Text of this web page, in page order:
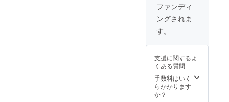
ファンディ
ングされま
す。
支援に関するよ
くある質問
手数料はいく
らかかります
か？